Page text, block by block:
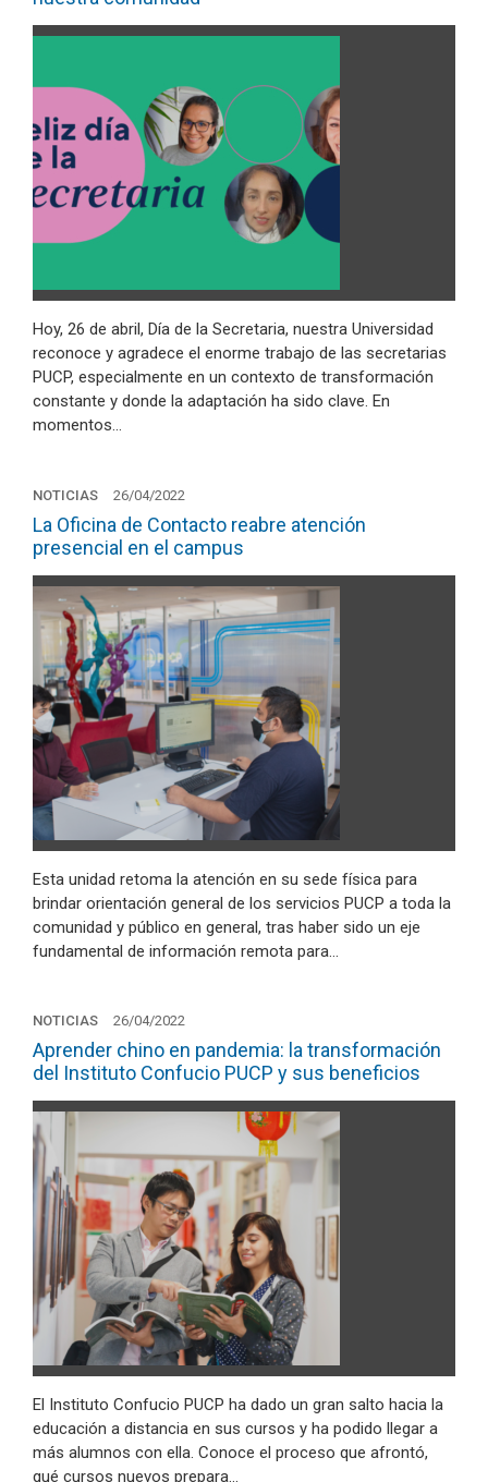
Hoy, 26 de abril, Día de la Secretaria, nuestra Universidad
reconoce y agradece el enorme trabajo de las secretarias
PUCP, especialmente en un contexto de transformación
constante y donde la adaptación ha sido clave. En
momentos…
NOTICIAS 26/04/2022
La Oficina de Contacto reabre atención
presencial en el campus
Esta unidad retoma la atención en su sede física para
brindar orientación general de los servicios PUCP a toda la
comunidad y público en general, tras haber sido un eje
fundamental de información remota para…
NOTICIAS 26/04/2022
Aprender chino en pandemia: la transformación
del Instituto Confucio PUCP y sus beneficios
El Instituto Confucio PUCP ha dado un gran salto hacia la
educación a distancia en sus cursos y ha podido llegar a
más alumnos con ella. Conoce el proceso que afrontó,
qué cursos nuevos prepara…